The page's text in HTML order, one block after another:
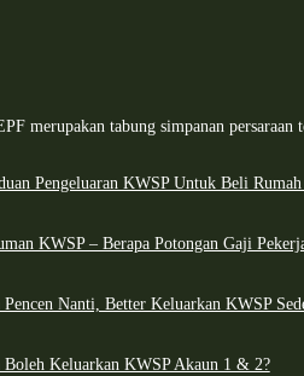
merupakan tabung simpanan persaraan
Pengeluaran KWSP Untuk Beli
KWSP – Berapa Potongan Gaji
Nanti, Better Keluarkan KWSP
Keluarkan KWSP Akaun 1 & 2?